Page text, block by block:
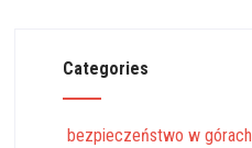
Categories
bezpieczeństwo w górach